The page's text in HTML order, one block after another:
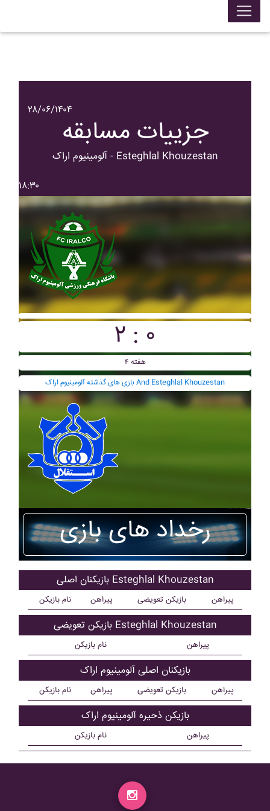
۲۸/۰۶/۱۴۰۴
جزییات مسابقه
آلومينيوم اراک - Esteghlal Khouzestan
۱۸:۳۰
۲ : ۰
هفته ۴
بازی های گذشته آلومينيوم اراک And Esteghlal Khouzestan
رخداد های بازی
بازیکنان اصلی Esteghlal Khouzestan
نام بازیکن پیراهن بازیکن تعویضی پیراهن
بازیکن تعویضی Esteghlal Khouzestan
نام بازیکن پیراهن
بازیکنان اصلی آلومينيوم اراک
نام بازیکن پیراهن بازیکن تعویضی پیراهن
بازیکن ذحیره آلومينيوم اراک
نام بازیکن پیراهن